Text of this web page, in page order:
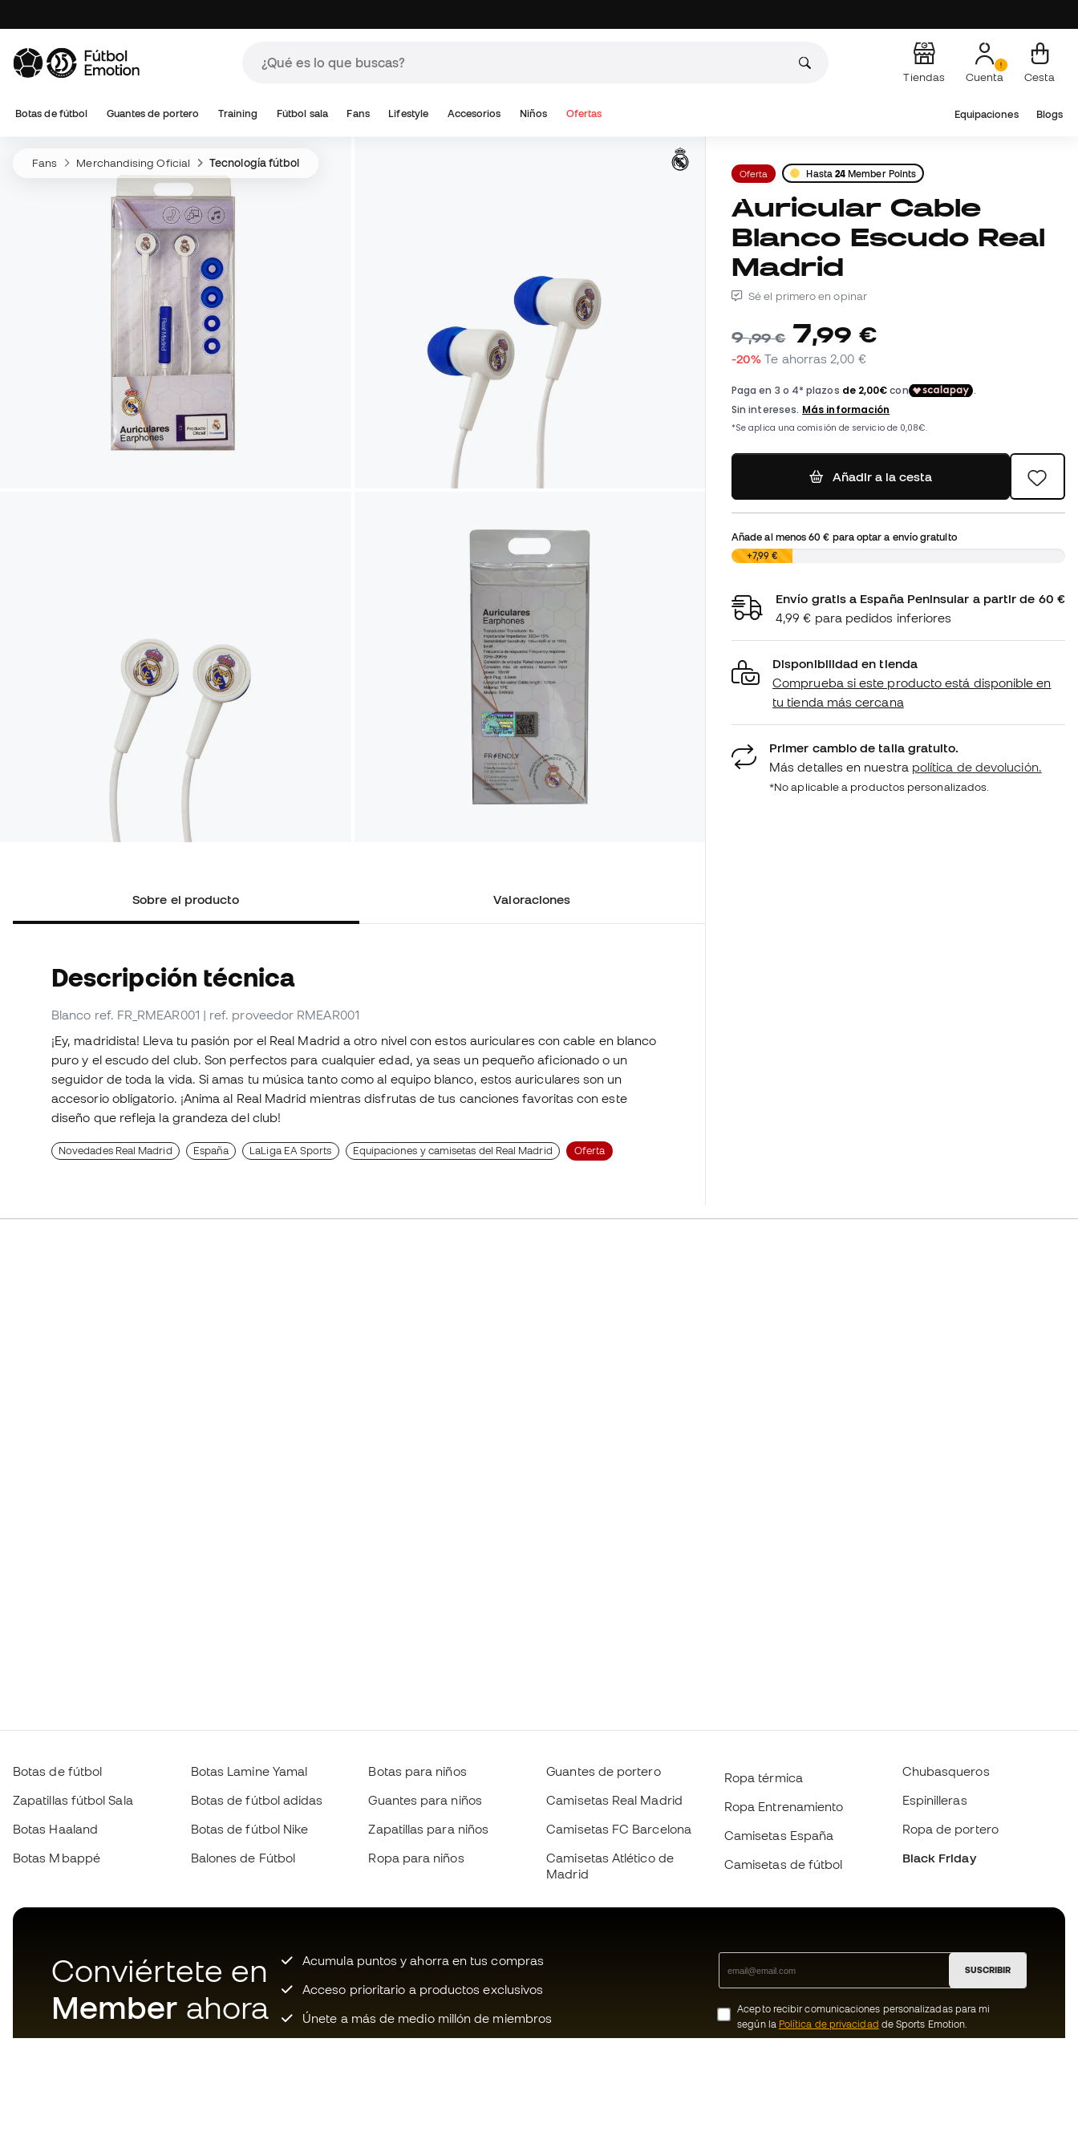
Tiendas Cuenta Cesta
Botas de fútbol Guantes de portero Training Fútbol sala Fans Lifestyle Accesorios Niños Ofertas Equipaciones Blogs
Fans Merchandising Oficial Tecnología fútbol
Sobre el producto Valoraciones
Descripción técnica
Blanco ref. FR_RMEAR001 | ref. proveedor RMEAR001
¡Ey, madridista! Lleva tu pasión por el Real Madrid a otro nivel con estos auriculares con cable en blanco
puro y el escudo del club. Son perfectos para cualquier edad, ya seas un pequeño aficionado o un
seguidor de toda la vida. Si amas tu música tanto como al equipo blanco, estos auriculares son un
accesorio obligatorio. ¡Anima al Real Madrid mientras disfrutas de tus canciones favoritas con este
diseño que refleja la grandeza del club!
Novedades Real Madrid España LaLiga EA Sports Equipaciones y camisetas del Real Madrid Oferta
Oferta Hasta 24 Member Points
Auricular Cable
Blanco Escudo Real
Madrid
Sé el primero en opinar
9,99 € 7,99 €
-20% Te ahorras 2,00 €
Añadir a la cesta
Añade al menos60 € para optar a envío gratuito
0,00 €+7,99 €
Envío gratis a España Peninsular a partir de 60 €
4,99 € para pedidos inferiores
Disponibilidad en tienda
Comprueba si este producto está disponible en
tu tienda más cercana
Primer cambio de talla gratuito.
Más detalles en nuestra política de devolución.
*No aplicable a productos personalizados.
Botas de fútbol
Zapatillas fútbol Sala
Botas Haaland
Botas Mbappé
Botas Lamine Yamal
Botas de fútbol adidas
Botas de fútbol Nike
Balones de Fútbol
Botas para niños
Guantes para niños
Zapatillas para niños
Ropa para niños
Guantes de portero
Camisetas Real Madrid
Camisetas FC Barcelona
Camisetas Atlético de
Madrid
Ropa térmica
Ropa Entrenamiento
Camisetas España
Camisetas de fútbol
Chubasqueros
Espinilleras
Ropa de portero
Black Friday
Conviértete en
Member ahora
Acumula puntos y ahorra en tus compras
Acceso prioritario a productos exclusivos
Únete a más de medio millón de miembros
SUSCRIBIR
Acepto recibir comunicaciones personalizadas para mi
según la Política de privacidad de Sports Emotion.